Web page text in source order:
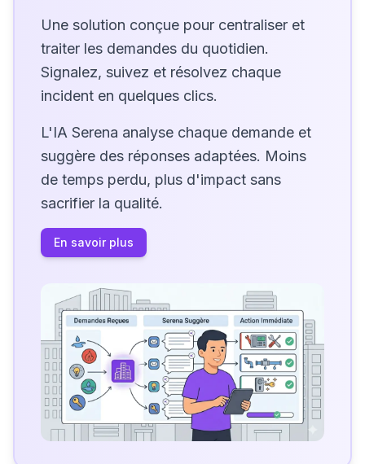
Une solution conçue pour centraliser et
traiter les demandes du quotidien.
Signalez, suivez et résolvez chaque
incident en quelques clics.
L'IA Serena analyse chaque demande et
suggère des réponses adaptées. Moins
de temps perdu, plus d'impact sans
sacrifier la qualité.
En savoir plus